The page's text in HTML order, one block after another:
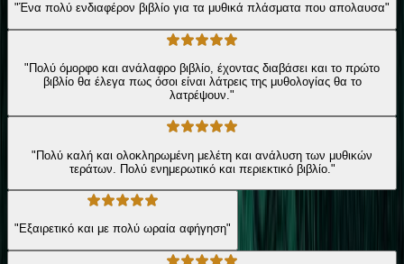
"Ένα πολύ ενδιαφέρον βιβλίο για τα μυθικά πλάσματα που απολαυσα"
"Πολύ όμορφο και ανάλαφρο βιβλίο, έχοντας διαβάσει και το πρώτο
βιβλίο θα έλεγα πως όσοι είναι λάτρεις της μυθολογίας θα το
λατρέψουν."
"Πολύ καλή και ολοκληρωμένη μελέτη και ανάλυση των μυθικών
τεράτων. Πολύ ενημερωτικό και περιεκτικό βιβλίο."
"Εξαιρετικό και με πολύ ωραία αφήγηση"